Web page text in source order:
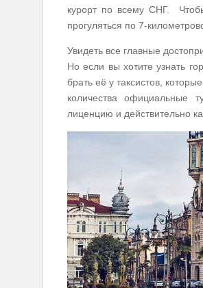
курорт по всему СНГ.
прогуляться по 7-
Увидеть все главные
Но если вы хотите узнать
брать её у таксистов,
количества официальные
лиценцию и действительно